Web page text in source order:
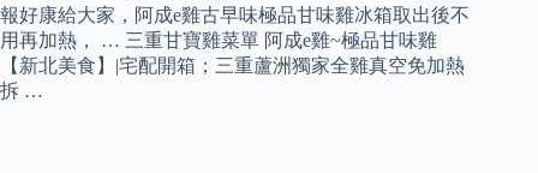
報好康給大家，阿成e雞古早味極品甘味雞冰箱取出後不
用再加熱， … 三重甘寶雞菜單 阿成e雞~極品甘味雞
【新北美食】|宅配開箱；三重蘆洲獨家全雞真空免加熱
拆 …